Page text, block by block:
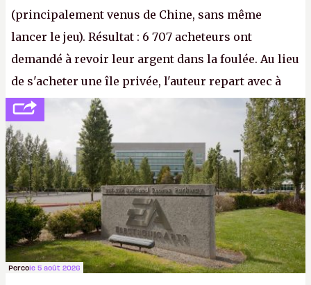
(principalement venus de Chine, sans même
lancer le jeu). Résultat : 6 707 acheteurs ont
demandé à revoir leur argent dans la foulée. Au lieu
de s'acheter une île privée, l'auteur repart avec à
peine 2 000 dollars en poche. C'est toujours plus
cher payé que le temps passé à dev, mais ça
apprendra aux petits malins qu'on ne braque pas
Gabe Newell aussi facilement.P.
Percole 5 août 2026